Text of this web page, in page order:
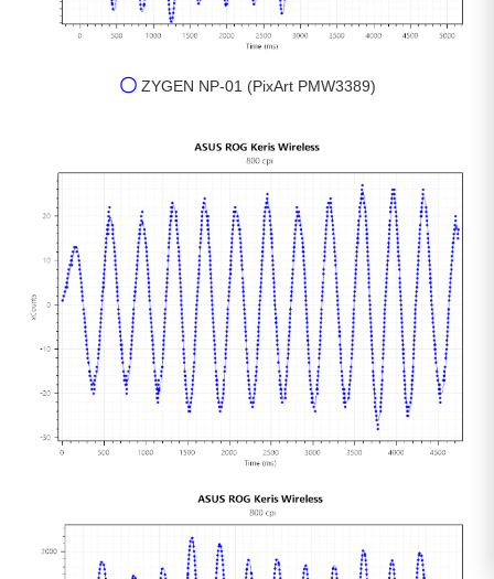
〇ZYGEN NP-01 (PixArt PMW3389)